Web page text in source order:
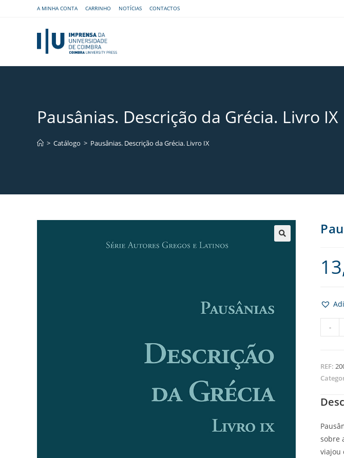
A MINHA CONTA CARRINHO NOTÍCIAS CONTACTOS
Pausânias. Descrição da Grécia. Livro IX
> Catálogo > Pausânias. Descrição da Grécia. Livro IX
-
REF:
sobre
viajou